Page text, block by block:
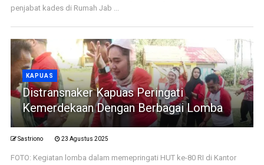
penjabat kades di Rumah Jab ...
KAPUAS
Distransnaker Kapuas Peringati
Kemerdekaan Dengan Berbagai Lomba
Sastriono 23 Agustus 2025
FOTO: Kegiatan lomba dalam memepringati HUT ke-80 RI di Kantor